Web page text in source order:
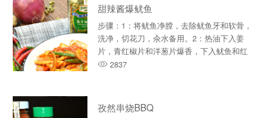
甜辣酱爆鱿鱼
步骤：1：将鱿鱼净膛，去除鱿鱼牙和软骨，
洗净，切花刀，汆水备用。2：热油下入姜
片，青红椒片和洋葱片爆香，下入鱿鱼和红
甜椒粉翻炒。3：加入生抽，料···
2837
孜然串烧BBQ